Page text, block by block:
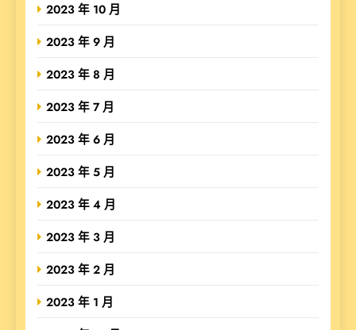
2023 年 10 月
2023 年 9 月
2023 年 8 月
2023 年 7 月
2023 年 6 月
2023 年 5 月
2023 年 4 月
2023 年 3 月
2023 年 2 月
2023 年 1 月